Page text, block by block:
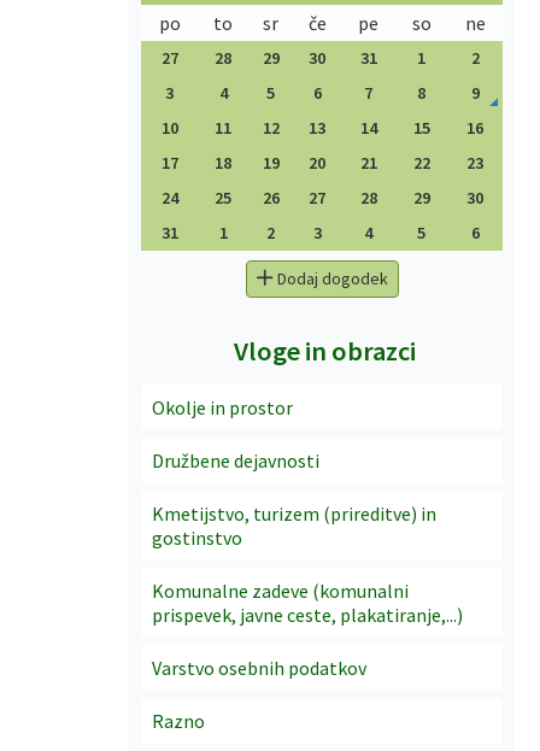
po
to sr če pe so ne
27 28 29 30 31 1
2
3
4 5 6 7 8
9
10
11 12 13 14 15
16
17
18 19 20 21 22
23
24
25 26 27 28 29
30
31
1 2 3 4 5 6
Dodaj dogodek
Vloge in obrazci
Okolje in prostor
Družbene dejavnosti
Kmetijstvo, turizem (prireditve) in
gostinstvo
Komunalne zadeve (komunalni
prispevek, javne ceste, plakatiranje,...)
Varstvo osebnih podatkov
Razno